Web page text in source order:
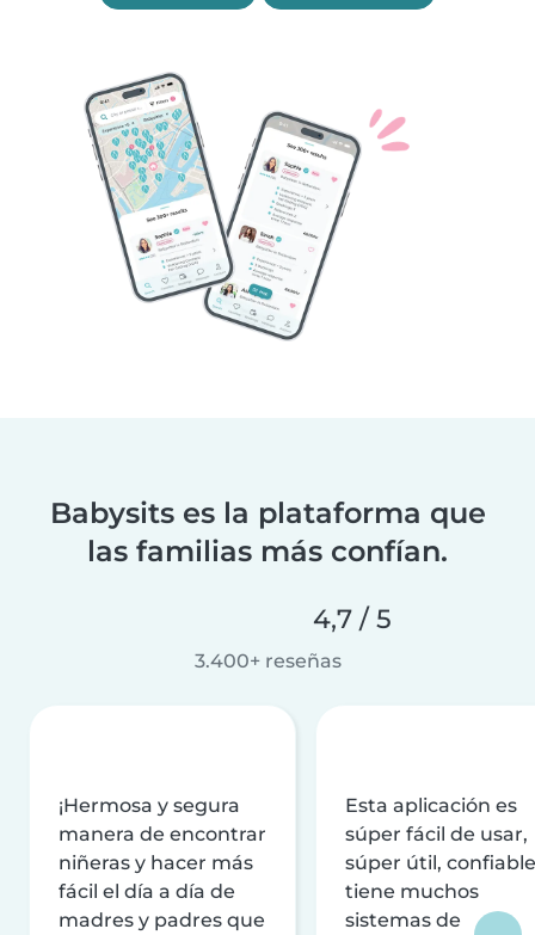
Babysits es la plataforma que
las familias más confían.
4,7 / 5
3.400+ reseñas
¡Hermosa y segura
manera de encontrar
niñeras y hacer más
fácil el día a día de
madres y padres que
Esta aplicación es
súper fácil de usar,
súper útil,
tiene muchos
sistemas de